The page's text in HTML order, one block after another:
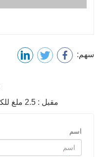
سهم:
مقبل : 2.5 ملغ للكلاب أقراص بيموبندان القابلة للمضغ
اسم